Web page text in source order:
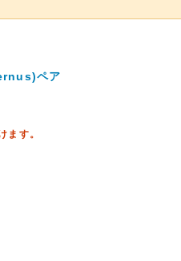
ペア
ます。